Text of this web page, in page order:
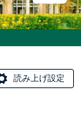
読み上げ設定